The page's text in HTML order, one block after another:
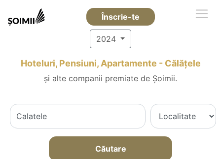
Înscrie-te
2024
Hoteluri, Pensiuni, Apartamente - Călăţele
și alte companii premiate de Șoimii.
Căutare